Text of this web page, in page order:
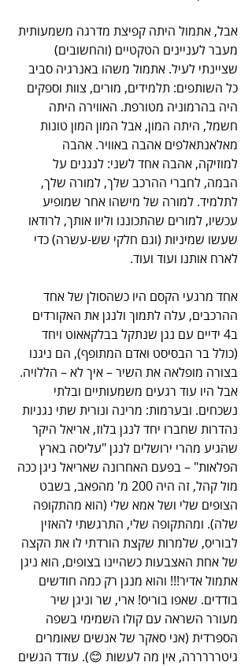
אבל, אתמול היתה קפיצת מדרגה משמעותית
מעבר לעניינים הטקטיים (והחשובים)
שציינתי לעיל. אתמול משהו באנרגיה סביב
כל השותפים: תלמידים, מורים, צוות וספקים
היה בהרמוניה מטורפת. האווירה היתה
חשמל, היתה המון, אבל המון המון טונות
מאלאנתאלפים אהבה באוויר. אהבה
למוזיקה, אהבה אחד לשני: לנגנים על
הבמה, לחברי ההרכב שלך, למורה שלך,
לתלמיד. למורה של מישהו אחר שמופיע
עכשיו, למורים שהתכוננו וליוו אותך, לרודאו
שעשו שמיניות (וגם חלקי שש-עשרה) כדי
לארח אותנו ועוד ועוד.
אחד מרגעי הקסם היו כשהסולן של אחד
ההרכבים, עלה לתמוך ולנגן את האקורדים
ב4 ידיים עם נגן שנתקל בבלקאאוט ויחד
(כולל בר הבסיסט ואדם המתופף), הם ניגנו
בצורה מופלאה את השיר – איך לא – הללויה.
אבל היו עוד רגעים משמעותיים ובלתי
נשכחים. ובערמות: מרינה ונורית שתי נגניות
נהדרות שחברו יחד לנגן בלוז, אריאל היקר
שהגיע מהרי ירושלים לנגן "עליסה בארץ
הפלאות" – בפעם האחרונה שאריאל ניגן ככה
מול קהל, זה היה 200 מ' מהפאב, בשבט
הצופים שלי ושל אמא שלי (הוא מהתקופה
שלה). ומהתקופה שלי, התרגשתי להאזין
לבוריס, שלמרות שקצת הורדתי לו את הקצה
של אחת האצבעות כשהיינו בצופים, הוא ניגן
אתמול אדיר!!! והוא מנגן רק כמה חודשים
בודדים. שאפו בוריס! ארי, שר וניגן שיר
מעורר השראה עם קולו השמימי בשפה
הספרדית (אני סאקר של אנשים שאומרים
גיטרררררה, אין מה לעשות 😊). עודד הגשים